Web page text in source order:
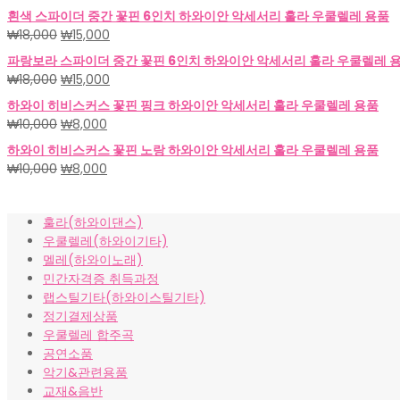
래
가
격:
₩18,000.
재
가
격:
₩15,000.
흰색 스파이더 중간 꽃핀 6인치 하와이안 악세서리 훌라 우쿨렐레 용품
₩18,000 원
래
가
격:
₩18,000.
₩15,000
재
가
격:
₩15,000.
파랑보라 스파이더 중간 꽃핀 6인치 하와이안 악세서리 훌라 우쿨렐레
₩18,000 원
래
가
격:
₩18,000.
₩15,000
재
가
₩15,000.
하와이 히비스커스 꽃핀 핑크 하와이안 악세서리 훌라 우쿨렐레 용품
₩10,000 원
래
가
격:
₩8,000
재
가
격:
하와이 히비스커스 꽃핀 노랑 하와이안 악세서리 훌라 우쿨렐레 용품
₩10,000 원
격:
₩10,000.
₩8,000
격:
₩8,000.
훌라(하와이댄스)
우쿨렐레(하와이기타)
멜레(하와이노래)
민간자격증 취득과정
랩스틸기타(하와이스틸기타)
정기결제상품
우쿨렐레 합주곡
공연소품
악기&관련용품
교재&음반